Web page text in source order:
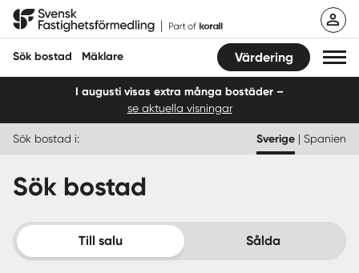
Hoppa
Svensk Fastighetsförmedling
Sök bostad Mäklare Värdering
Sälja
Köpa
I augusti visas extra många bostäder –
se aktuella visningar
Sök bostad i: Sverige | Spanien
Sök bostad
Till salu Sålda